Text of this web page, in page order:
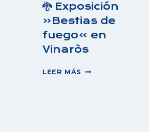
🐉 Exposición
«Bestias de
fuego» en
Vinaròs
LEER MÁS 🐉